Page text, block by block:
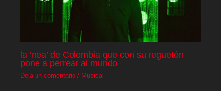
la ‘nea’ de Colombia que con su reguetón
pone a perrear al mundo
Deja un comentario / Musical